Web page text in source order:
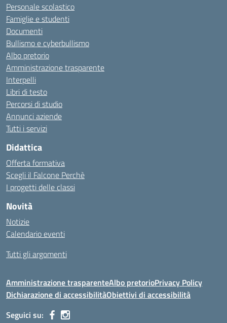
Personale scolastico
Famiglie e studenti
Documenti
Bullismo e cyberbullismo
Albo pretorio
Amministrazione trasparente
Interpelli
Libri di testo
Percorsi di studio
Annunci aziende
Tutti i servizi
Didattica
Offerta formativa
Scegli il Falcone Perchè
I progetti delle classi
Novità
Notizie
Calendario eventi
Tutti gli argomenti
Amministrazione trasparenteAlbo pretorioPrivacy Policy
Dichiarazione di accessibilitàObiettivi di accessibilità
Seguici su: